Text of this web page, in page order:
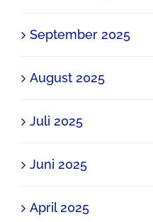
September 2025
August 2025
Juli 2025
Juni 2025
April 2025